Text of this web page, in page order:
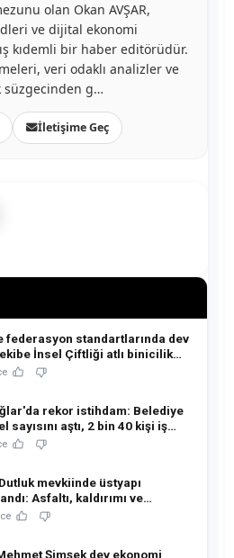
olan Okan AVŞAR,
ve dijital ekonomi
kıdemli bir haber editörüdür.
veri odaklı analizler ve
süzgecinden g…
İletişime Geç
federasyon standartlarında dev
İnsel Çiftliği atlı binicilik
dönüşüyor!
rekor istihdam: Belediye
sayısını aştı, 2 bin 40 kişi iş
mevkiinde üstyapı
Asfaltı, kaldırımı ve
yenilendi!
Şimşek dev ekonomi